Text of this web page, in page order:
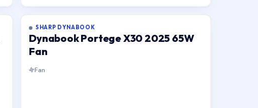
SHARP DYNABOOK
Dynabook Portege X30 2025 65W
Fan
Fan